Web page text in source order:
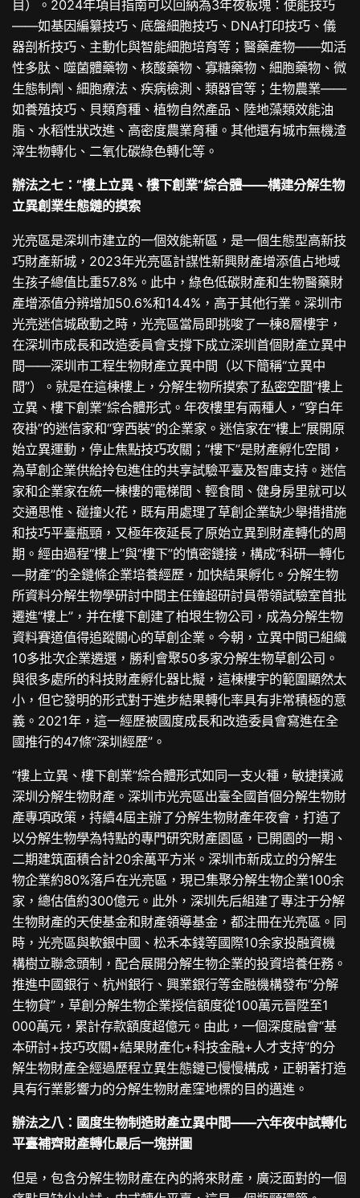
目）。2024年項目指南可以回納為3年夜板塊：使能技巧
——如基因編纂技巧、底盤細胞技巧、DNA打印技巧、儀
器剖析技巧、主動化與智能細胞培育等；醫藥產物——如活
性多肽、噬菌體藥物、核酸藥物、寡糖藥物、細胞藥物、微
生態制劑、細胞療法、疾病檢測、類器官等；生物農業——
如養殖技巧、貝類育種、植物自然產品、陸地藻類效能油
脂、水稻性狀改進、高密度農業育種。其他還有城市無機渣
滓生物轉化、二氧化碳綠色轉化等。
辦法之七：“樓上立異、樓下創業”綜合體——構建分解生物
立異創業生態鏈的摸索
光亮區是深圳市建立的一個效能新區，是一個生態型高新技
巧財產新城，2023年光亮區計謀性新興財產增添值占地域
生孩子總值比重57.8%。此中，綠色低碳財產和生物醫藥財
產增添值分辨增加50.6%和14.4%，高于其他行業。深圳市
光亮迷信城啟動之時，光亮區當局即挑唆了一棟8層樓宇，
在深圳市成長和改造委員會支撐下成立深圳首個財產立異中
間——深圳市工程生物財產立異中間（以下簡稱“立異中
間”）。就是在這棟樓上，分解生物所摸索了私密空間“樓上
立異、樓下創業”綜合體形式。年夜樓里有兩種人，“穿白年
夜褂”的迷信家和“穿西裝”的企業家。迷信家在“樓上”展開原
始立異運動，停止焦點技巧攻關；“樓下”是財產孵化空間，
為草創企業供給拎包進住的共享試驗平臺及智庫支持。迷信
家和企業家在統一棟樓的電梯間、輕食間、健身房里就可以
交通思惟、碰撞火花，既有用處理了草創企業缺少舉措措施
和技巧平臺瓶頸，又極年夜延長了原始立異到財產轉化的周
期。經由過程“樓上”與“樓下”的慎密鏈接，構成“科研—轉化
—財產”的全鏈條企業培養經歷，加快結果孵化。分解生物
所資料分解生物學研討中間主任鐘超研討員帶領試驗室首批
遷進“樓上”，并在樓下創建了柏垠生物公司，成為分解生物
資料賽道值得追蹤關心的草創企業。今朝，立異中間已組織
10多批次企業遴選，勝利會聚50多家分解生物草創公司。
與很多處所的科技財產孵化器比擬，這棟樓宇的範圍顯然太
小，但它發明的形式對于進步結果轉化率具有非常積極的意
義。2021年，這一經歷被國度成長和改造委員會寫進在全
國推行的47條“深圳經歷”。
“樓上立異、樓下創業”綜合體形式如同一支火種，敏捷撲滅
深圳分解生物財產。深圳市光亮區出臺全國首個分解生物財
產專項政策，持續4屆主辦了分解生物財產年夜會，打造了
以分解生物學為特點的專門研究財產園區，已開園的一期、
二期建筑面積合計20余萬平方米。深圳市新成立的分解生
物企業約80%落戶在光亮區，現已集聚分解生物企業100余
家，總估值約300億元。此外，深圳先后組建了專注于分解
生物財產的天使基金和財產領導基金，都注冊在光亮區。同
時，光亮區與軟銀中國、松禾本錢等國際10余家投融資機
構樹立聯念頭制，配合展開分解生物企業的投資培養任務。
推進中國銀行、杭州銀行、興業銀行等金融機構發布“分解
生物貸”，草創分解生物企業授信額度從100萬元晉陞至1
000萬元，累計存款額度超億元。由此，一個深度融會“基
本研討+技巧攻關+結果財產化+科技金融+人才支持”的分
解生物財產全經過歷程立異生態鏈已慢慢構成，正朝著打造
具有行業影響力的分解生物財產窪地標的目的邁進。
辦法之八：國度生物制造財產立異中間——六年夜中試轉化
平臺補齊財產轉化最后一塊拼圖
但是，包含分解生物財產在內的將來財產，廣泛面對的一個